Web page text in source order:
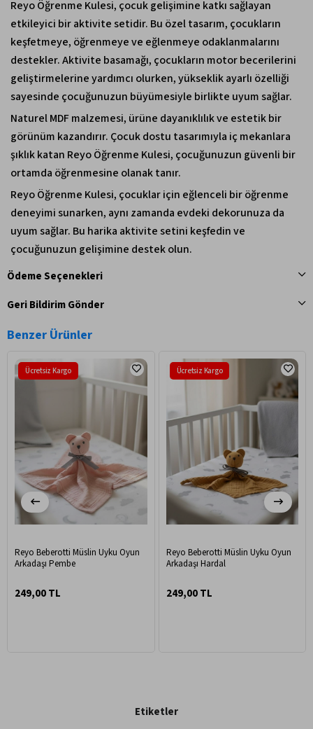
Reyo Öğrenme Kulesi, çocuk gelişimine katkı sağlayan
etkileyici bir aktivite setidir. Bu özel tasarım, çocukların
keşfetmeye, öğrenmeye ve eğlenmeye odaklanmalarını
destekler. Aktivite basamağı, çocukların motor becerilerini
geliştirmelerine yardımcı olurken, yükseklik ayarlı özelliği
sayesinde çocuğunuzun büyümesiyle birlikte uyum sağlar.
Naturel MDF malzemesi, ürüne dayanıklılık ve estetik bir
görünüm kazandırır. Çocuk dostu tasarımıyla iç mekanlara
şıklık katan Reyo Öğrenme Kulesi, çocuğunuzun güvenli bir
ortamda öğrenmesine olanak tanır.
Reyo Öğrenme Kulesi, çocuklar için eğlenceli bir öğrenme
deneyimi sunarken, aynı zamanda evdeki dekorunuza da
uyum sağlar. Bu harika aktivite setini keşfedin ve
çocuğunuzun gelişimine destek olun.
Ödeme Seçenekleri
Geri Bildirim Gönder
Benzer Ürünler
Reyo Beberotti Müslin Uyku Oyun
Arkadaşı Pembe
249,00 TL
Ücretsiz Kargo
Reyo Beberotti Müslin Uyku Oyun
Arkadaşı Hardal
249,00 TL
Ücretsiz Kargo
Etiketler